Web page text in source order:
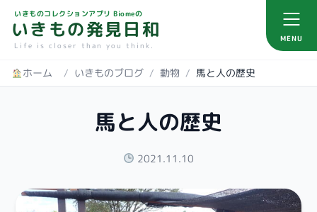
いきものコレクションアプリ Biomeの
いきもの発見日和
Life is closer than you think.
MENU
ホーム / いきものブログ / 動物 / 馬と人の歴史
馬と人の歴史
2021.11.10